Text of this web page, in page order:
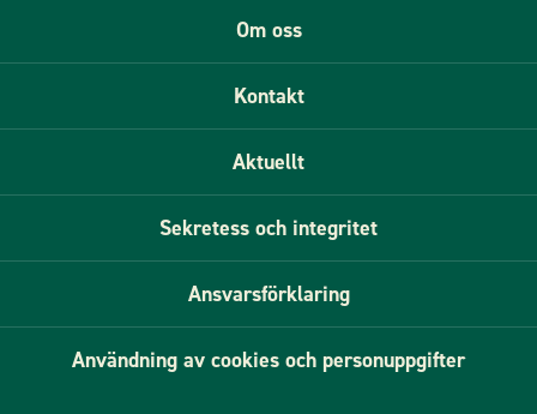
Om oss
Kontakt
Aktuellt
Sekretess och integritet
Ansvarsförklaring
Användning av cookies och personuppgifter